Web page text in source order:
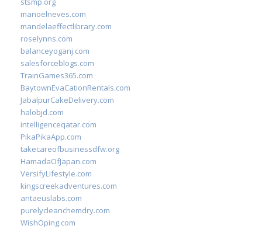
manoelneves.com
mandelaeffectlibrary.com
roselynns.com
balanceyoganj.com
salesforceblogs.com
TrainGames365.com
BaytownEvaCationRentals.com
JabalpurCakeDelivery.com
halobjd.com
intelligenceqatar.com
PikaPikaApp.com
takecareofbusinessdfw.org
HamadaOfJapan.com
VersifyLifestyle.com
kingscreekadventures.com
antaeuslabs.com
purelycleanchemdry.com
WishOping.com